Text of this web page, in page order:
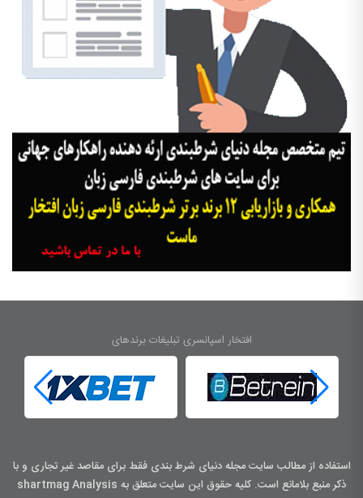
افتخار اسپانسری تبلیغات برندهای
استفاده از مطالب سایت مجله دنیای شرط بندی فقط برای مقاصد غیر تجاری و با
ذکر منبع بلامانع است. کليه حقوق اين سايت متعلق به shartmag Analysis